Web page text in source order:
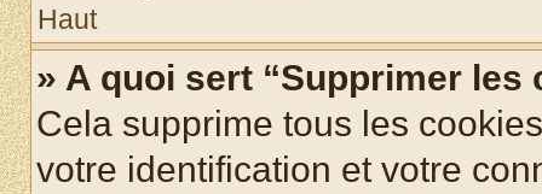
Haut
» A quoi sert “Supprimer les
Cela supprime tous les
votre identification et votre